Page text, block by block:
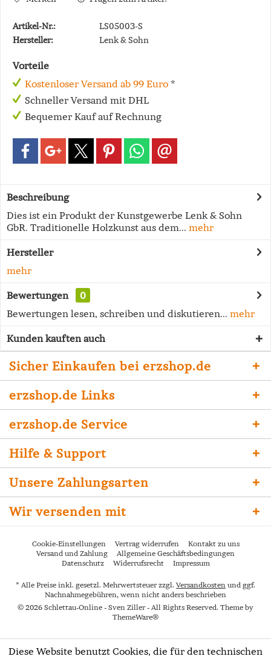
Artikel-Nr.:
LS05003-S
Hersteller:
Lenk & Sohn
Vorteile
Kostenloser Versand ab 99 Euro *
Schneller Versand mit DHL
Bequemer Kauf auf Rechnung
Beschreibung
Dies ist ein Produkt der Kunstgewerbe Lenk & Sohn
GbR. Traditionelle Holzkunst aus dem... mehr
Hersteller
mehr
Bewertungen
0
Bewertungen lesen, schreiben und diskutieren... mehr
Kunden kauften auch
Sicher Einkaufen bei erzshop.de
erzshop.de Links
erzshop.de Service
Hilfe & Support
Unsere Zahlungsarten
Wir versenden mit
Cookie-Einstellungen Vertrag widerrufen
Kontakt zu uns
Versand und Zahlung
Allgemeine Geschäftsbedingungen
Datenschutz
Widerrufsrecht Impressum
* Alle Preise inkl. gesetzl. Mehrwertsteuer zzgl. Versandkosten und ggf.
Nachnahmegebühren, wenn nicht anders beschrieben
© 2026 Schlettau-Online - Sven Ziller - All Rights Reserved. Theme by
ThemeWare®
Diese Website benutzt Cookies, die für den technischen